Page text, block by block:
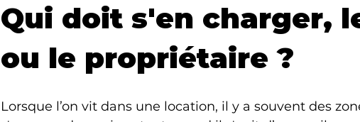
Qui doit s'en charger,
ou le propriétaire ?
Lorsque l’on vit dans une location, il y a souvent des